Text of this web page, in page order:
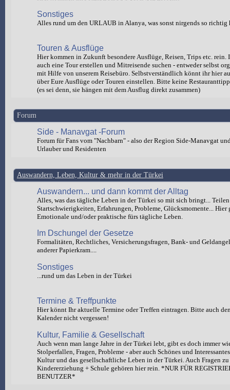
Sonstiges
Alles rund um den URLAUB in Alanya, was sonst nirgends so richtig
Touren & Ausflüge
Hier kommen in Zukunft besondere Ausflüge, Reisen, Trips etc. rein.
auch eine Tour erstellen und Mitreisende suchen - entweder selbst
mit Hilfe von unserem Reisebüro. Selbstverständlich könnt ihr hier
über Eure Ausflüge oder Touren einstellen. Bitte keine
(es sei denn, sie hängen mit dem Ausflug direkt zusammen)
Forum
Side - Manavgat -Forum
Forum für Fans vom "Nachbarn" - also der Region Side-Manavgat
Urlauber und Residenten
Auswandern, Leben, Kultur & mehr in der Türkei
Auswandern... und dann kommt der Alltag
Alles, was das tägliche Leben in der Türkei so mit sich bringt...
Startschwierigkeiten, Erfahrungen, Probleme, Glücksmomente... Hier
Emotionale und/oder praktische fürs tägliche Leben.
Im Dschungel der Gesetze
Formalitäten, Rechtliches, Versicherungsfragen, Bank- und
anderer Papierkram....
Sonstiges
...rund um das Leben in der Türkei
Termine & Treffpunkte
Hier könnt Ihr aktuelle Termine oder Treffen eintragen. Bitte auch
Kalender nicht vergessen!
Kultur, Familie & Gesellschaft
Auch wenn man lange Jahre in der Türkei lebt, gibt es doch immer
Stolperfallen, Fragen, Probleme - aber auch Schönes und
Kultur und das gesellschaftliche Leben in der Türkei. Auch Fragen
Kindererziehung + Schule gehören hier rein. *NUR FÜR
BENUTZER*